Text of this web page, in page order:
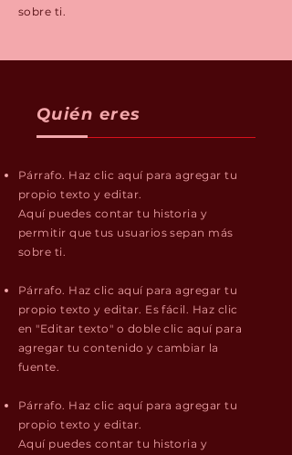
sobre ti.
Quién eres
Párrafo. Haz clic aquí para agregar tu
propio texto y editar.
Aquí puedes contar tu historia y
permitir que tus usuarios sepan más
sobre ti.
Párrafo. Haz clic aquí para agregar tu
propio texto y editar. Es fácil. Haz clic
en "Editar texto" o doble clic aquí para
agregar tu contenido y cambiar la
fuente.
Párrafo. Haz clic aquí para agregar tu
propio texto y editar.
Aquí puedes contar tu historia y